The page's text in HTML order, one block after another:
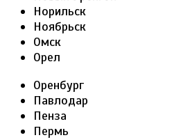
Норильск
Ноябрьск
Омск
Орел
Оренбург
Павлодар
Пенза
Пермь